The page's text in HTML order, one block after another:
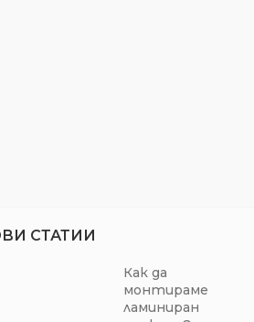
СТАТИИ
Как да
монтираме
ламиниран